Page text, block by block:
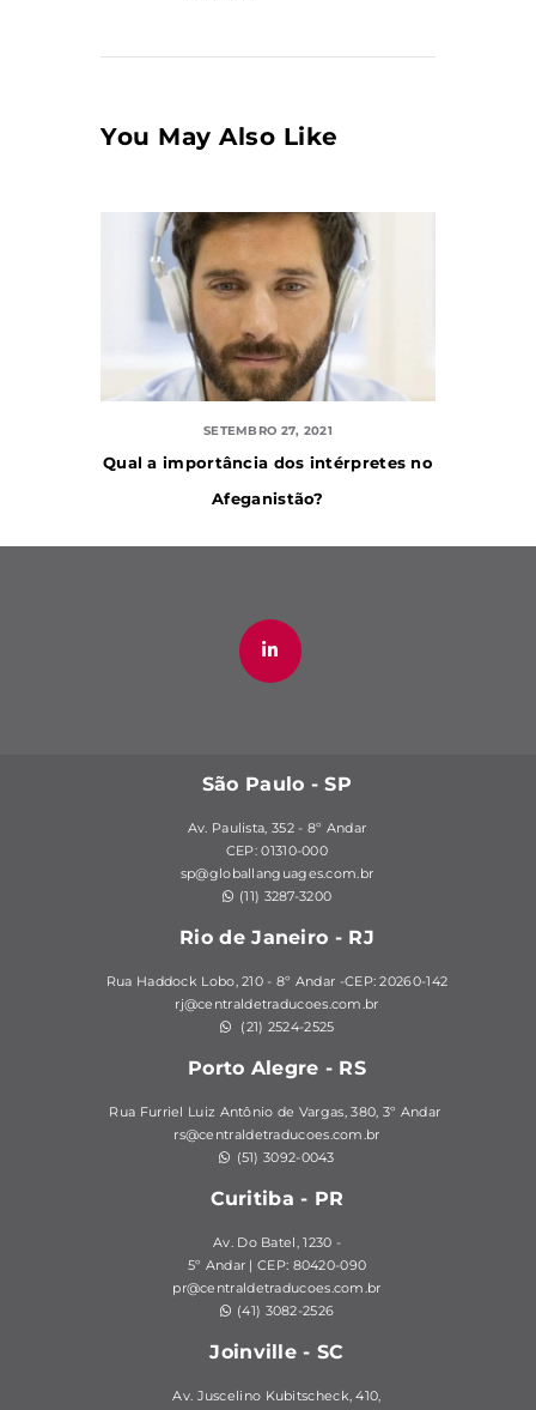
You May Also Like
SETEMBRO 27, 2021
Qual a importância dos intérpretes no
Afeganistão?
São Paulo - SP
Av. Paulista, 352 - 8º Andar
CEP: 01310-000
sp@globallanguages.com.br
(11) 3287-3200
Rio de Janeiro - RJ
Rua Haddock Lobo, 210 - 8º Andar -CEP: 20260-142
rj@centraldetraducoes.com.br
(21) 2524-2525
Porto Alegre - RS
Rua Furriel Luiz Antônio de Vargas, 380, 3º Andar
rs@centraldetraducoes.com.br
(51) 3092-0043
Curitiba - PR
Av. Do Batel, 1230 -
5º Andar | CEP: 80420-090
pr@centraldetraducoes.com.br
(41) 3082-2526
Joinville - SC
Av. Juscelino Kubitscheck, 410,